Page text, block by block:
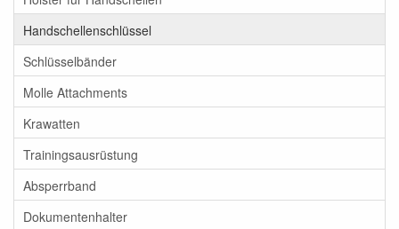
Handschellenschlüssel
Schlüsselbänder
Molle Attachments
Krawatten
Trainingsausrüstung
Absperrband
Dokumentenhalter